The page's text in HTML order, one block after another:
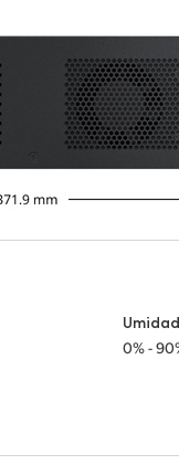
0% -